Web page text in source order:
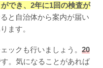
でき、2年に1回の検査が
と自治体から案内が届い
ます。
ックも行いましょう。 20
す。気になることがあれば